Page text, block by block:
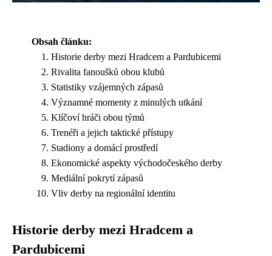
Obsah článku:
Historie derby mezi Hradcem a Pardubicemi
Rivalita fanoušků obou klubů
Statistiky vzájemných zápasů
Významné momenty z minulých utkání
Klíčoví hráči obou týmů
Trenéři a jejich taktické přístupy
Stadiony a domácí prostředí
Ekonomické aspekty východočeského derby
Mediální pokrytí zápasů
Vliv derby na regionální identitu
Historie derby mezi Hradcem a
Pardubicemi